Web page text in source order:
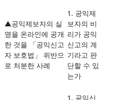
▲공익제보자의 실
명을 온라인에 공개
한 것을 「공익신고
자 보호법」 위반으
로 처분한 사례
1. 공익제
보자의 비
리가 공익
신고의 계
기라고 판
단할 수 있
는가
1. 공익신